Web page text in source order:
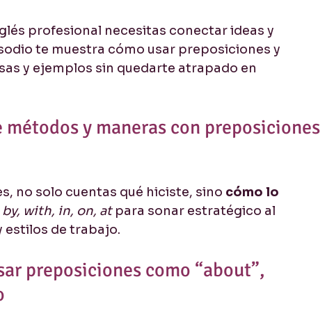
profesional necesitas conectar ideas y
te muestra cómo usar preposiciones y
y ejemplos sin quedarte atrapado en
y maneras con preposiciones
no solo cuentas qué hiciste, sino cómo lo
by, with, in, on, at para sonar estratégico al
estilos de trabajo.
preposiciones como “about”,